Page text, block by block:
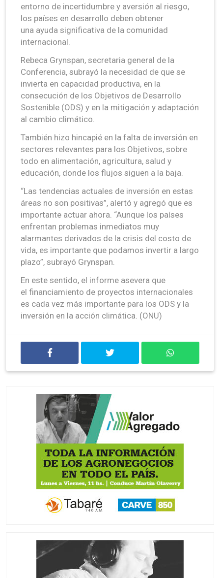
entorno de incertidumbre y aversión al riesgo,
los países en desarrollo deben obtener
una ayuda significativa de la comunidad
internacional.
Rebeca Grynspan, secretaria general de la
Conferencia, subrayó la necesidad de que se
invierta en capacidad productiva, en la
consecución de los Objetivos de Desarrollo
Sostenible (ODS) y en la mitigación y adaptación
al cambio climático.
También hizo hincapié en la falta de inversión en
sectores relevantes para los Objetivos, sobre
todo en alimentación, agricultura, salud y
educación, donde los flujos siguen a la baja.
“Las tendencias actuales de inversión en estas
áreas no son positivas”, alertó y agregó que es
importante actuar ahora. “Aunque los países
enfrentan problemas inmediatos muy
alarmantes derivados de la crisis del costo de
vida, es importante que podamos invertir a largo
plazo”, subrayó Grynspan.
En este sentido, el informe asevera que
el financiamiento de proyectos internacionales
es cada vez más importante para los ODS y la
inversión en la acción climática. (ONU)